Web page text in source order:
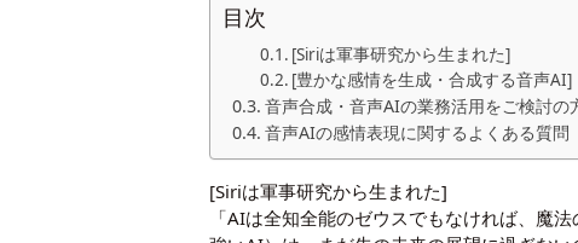
目次
[Siriは軍事研究から生まれた]
[豊かな感情を生成・合成する音声AI]
音声合成・音声AIの業務活用をご検討の
音声AIの感情表現に関するよくある質問
[Siriは軍事研究から生まれた]
「AIは全知全能のゼウスでもなければ、魔